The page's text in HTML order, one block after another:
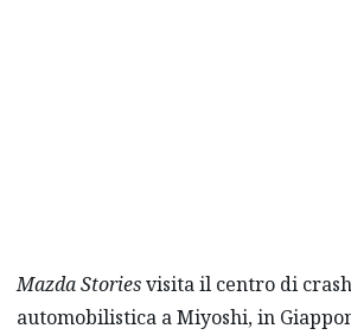
Mazda Storiesvisita il centro di
automobilistica a Miyoshi, in